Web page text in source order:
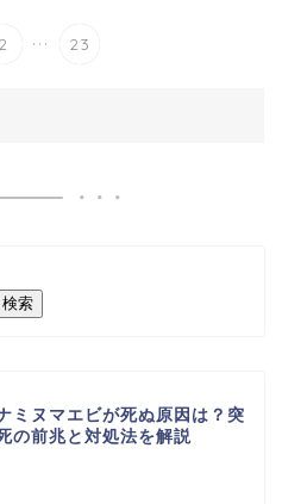
2 ... 23
検索
ミヌマエビが死ぬ原因は？突
の前兆と対処法を解説